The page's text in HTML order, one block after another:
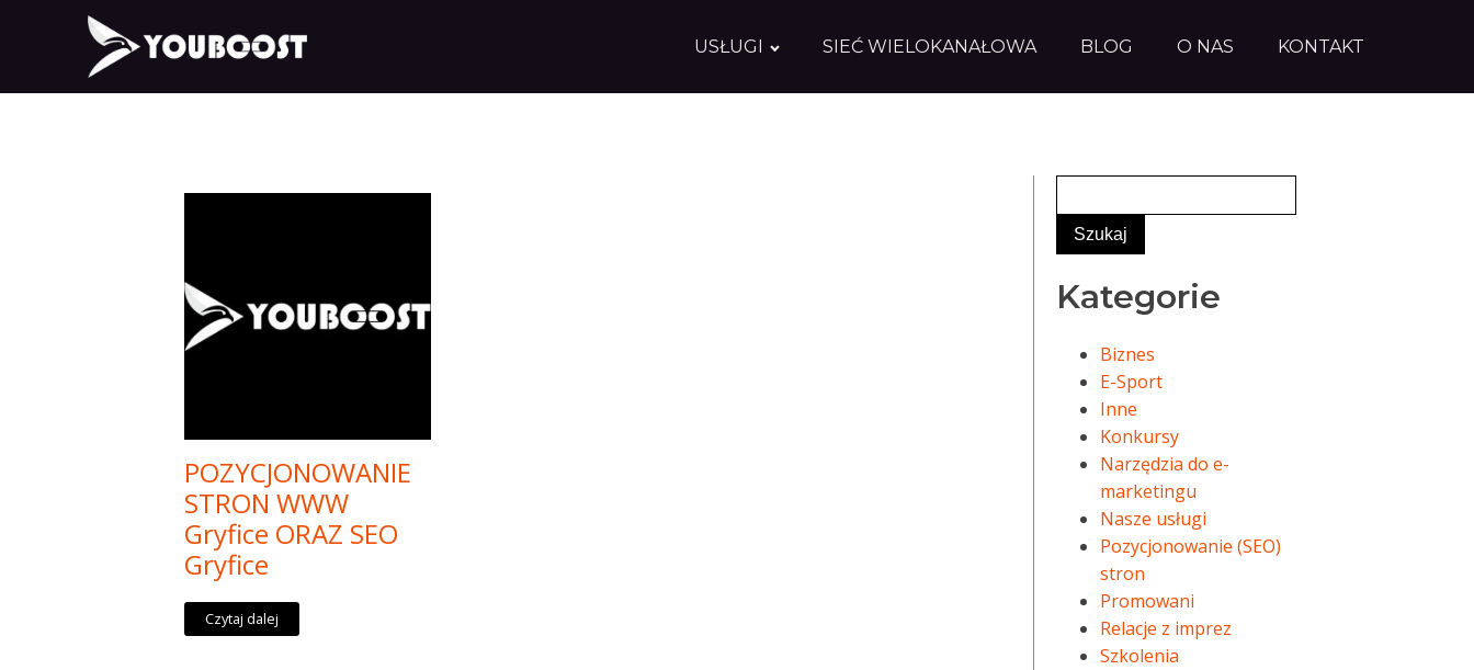
USŁUGI SIEĆ WIELOKANAŁOWA BLOG O NAS KONTAKT
POZYCJONOWANIE
STRON WWW
Gryfice ORAZ SEO
Gryfice
Czytaj dalej
Kategorie
Biznes
E-Sport
Inne
Konkursy
Narzędzia do e-
marketingu
Nasze usługi
Pozycjonowanie (SEO)
stron
Promowani
Relacje z imprez
Szkolenia